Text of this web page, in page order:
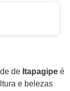
de Itapagipe é
e belezas